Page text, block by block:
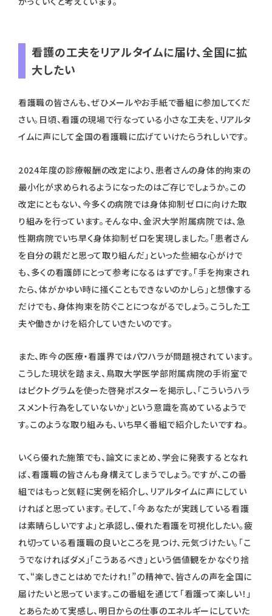
看護の工夫をリアルタイムに届け、全国に拡
大したい
看護職の皆さんも、ぜひメールやお手紙で番組に参加してくだ
さい。日頃、看護の現場で行なっている小さな工夫を、リアルタ
イムに声にして全国の看護職に広げていけたらうれしいです。
2024年度の診療報酬の改定により、患者さんの身体的拘束の
最小化が求められるようになったのはご存じでしょうか。この
改定にともない、今多くの病院では身体抑制ゼロに向けた取
り組みを行っています。そんな中、金沢大学附属病院では、急
性期病院でいち早く身体抑制ゼロを実現しました。「患者さん
を自分の親だと思って取り組んだ」といった些細な心がけで
も、多くの看護師にとって参考になるはずです。「手を拘束され
たら、体がかゆい時に掻くこともできないのかしら」と想像する
だけでも、身体拘束を防ぐことにつながるでしょう。こうした工
夫や働きかけを紹介していきたいのです。
また、昨今の医療・看護界ではパワハラが問題視されています。
こうした現状を踏まえ、鳥取大学医学部附属病院の手術室で
はピクトグラムを使った啓発ポスターを掲示し、「こういうハラ
スメント行為をしていないか」という意識を高めているようで
す。このような取り組みも、いち早く番組で紹介したいですね。
いくら優れた施策でも、論文にまとめ、学会に発表するとなれ
ば、看護職の皆さんも身構えてしまうでしょう。ですが、この番
組ではもっと気軽に実例を紹介し、リアルタイムに声にしてい
ければと思っています。そして、「今あなたが実践している看護
は素晴らしいですよ」と承認し、優れた看護を可視化したい。疲
れ切っている看護職の良いところを見つけ、元気づけたい。「こ
うでなければダメ」「こうあるべき」という価値観をかなぐり捨
て、“楽しきことはめでたけれ！”の精神で、皆さんの声を全国に
届けたいと思っています。この番組を通じて「看護って楽しい！」
とあらためて実感し、明日からの仕事のエネルギーにしていた